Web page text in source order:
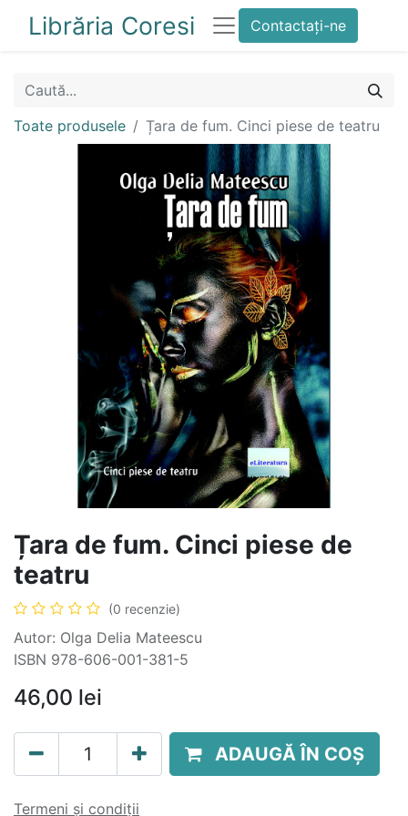
Librăria Coresi Contactați-ne
Toate produsele Țara de fum. Cinci piese de teatru
Țara de fum. Cinci piese de
teatru
(0 recenzie)
Autor: Olga Delia Mateescu
ISBN 978-606-001-381-5
46,00 lei
ADAUGĂ ÎN COȘ
Termeni și condiții